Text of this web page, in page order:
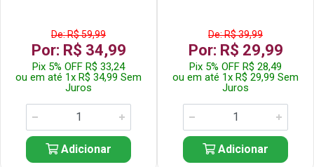
De: R$ 59,99
Por: R$ 34,99
Pix 5% OFF R$ 33,24
ou em até 1x R$ 34,99 Sem
Juros
Adicionar
De: R$ 39,99
Por: R$ 29,99
Pix 5% OFF R$ 28,49
ou em até 1x R$ 29,99 Sem
Juros
Adicionar